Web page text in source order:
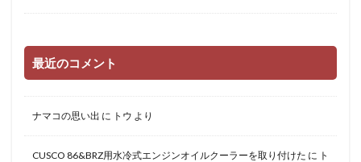
最近のコメント
ナマコの思い出 に トウ より
CUSCO 86&BRZ用水冷式エンジンオイルクーラーを取り付けた に ト